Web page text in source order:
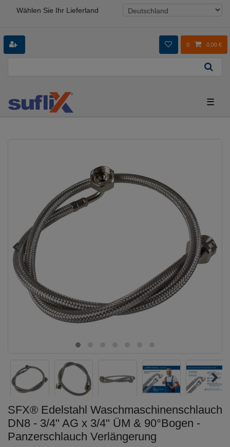
Wählen Sie Ihr Lieferland
0 0,00 €
☰
SFX® Edelstahl Waschmaschinenschlauch
DN8 - 3/4" AG x 3/4" ÜM & 90°Bogen -
Panzerschlauch Verlängerung